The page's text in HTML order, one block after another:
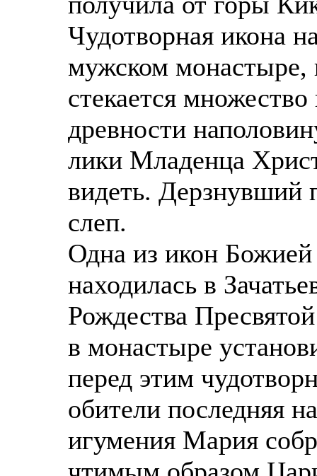
Чудотворная икона
мужском монастыре,
стекается
древности
лики Младенца
видеть. Дерзнувший
слеп.
Одна из икон
находилась в
Рождества
в монастыре
перед этим
обители последняя
игумения Мария